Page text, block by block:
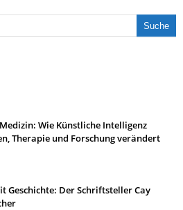
Wie Künstliche Intelligenz
Therapie und Forschung verändert
Geschichte: Der Schriftsteller Cay